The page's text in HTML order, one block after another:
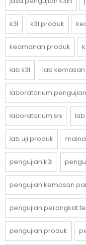
k3l k3l produk
keamanan produk
lab k3l lab
laboratorium
laboratorium sni
lab uji produk
pengujian k3l
pengujian kemasan
pengujian perangkat
pengujian produk